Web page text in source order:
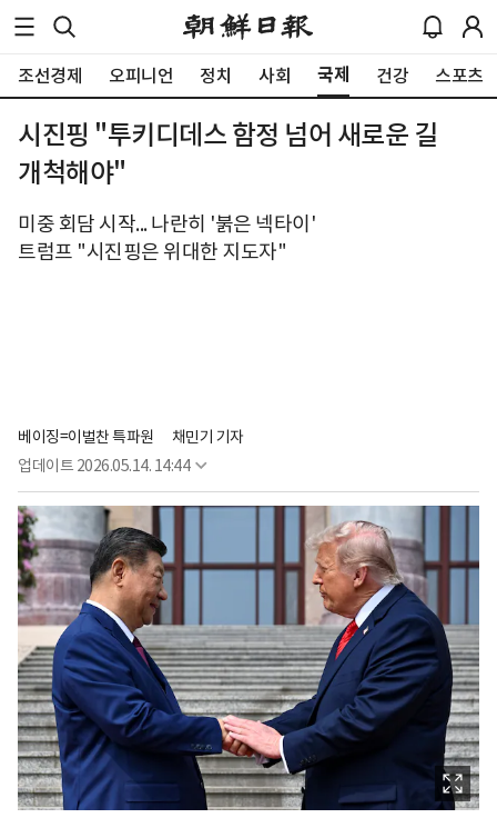
조선경제 오피니언 정치 사회 국제 건강 스포츠
시진핑 "투키디데스 함정 넘어 새로운 길
개척해야"
미중 회담 시작... 나란히 '붉은 넥타이'
트럼프 "시진핑은 위대한 지도자"
베이징=이벌찬 특파원
채민기 기자
업데이트 2026.05.14. 14:44